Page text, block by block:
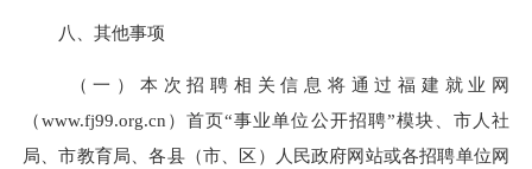
八、其他事项
（一）本次招聘相关信息将通过福建就业网
（www.fj99.org.cn）首页“事业单位公开招聘”模块、市人社
局、市教育局、各县（市、区）人民政府网站或各招聘单位网